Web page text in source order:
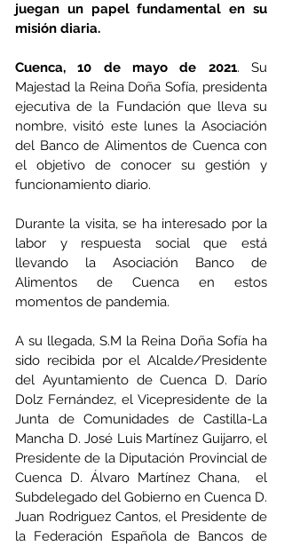
juegan un papel fundamental en su
misión diaria.
Cuenca, 10 de mayo de 2021. Su
Majestad la Reina Doña Sofía, presidenta
ejecutiva de la Fundación que lleva su
nombre, visitó este lunes la Asociación
del Banco de Alimentos de Cuenca con
el objetivo de conocer su gestión y
funcionamiento diario.
Durante la visita, se ha interesado por la
labor y respuesta social que está
llevando la Asociación Banco de
Alimentos de Cuenca en estos
momentos de pandemia.
A su llegada, S.M la Reina Doña Sofía ha
sido recibida por el Alcalde/Presidente
del Ayuntamiento de Cuenca D. Darío
Dolz Fernández, el Vicepresidente de la
Junta de Comunidades de Castilla-La
Mancha D. José Luis Martínez Guijarro, el
Presidente de la Diputación Provincial de
Cuenca D. Álvaro Martínez Chana,  el
Subdelegado del Gobierno en Cuenca D.
Juan Rodriguez Cantos, el Presidente de
la Federación Española de Bancos de